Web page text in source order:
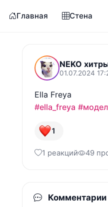
Главная Стена
NEKO
01.07.2024
#ella_freya
1
1 реакций 49
Комментарии